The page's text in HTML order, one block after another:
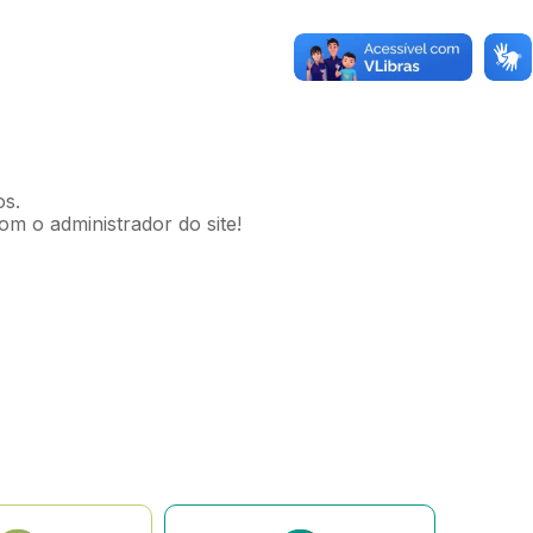
o administrador do site!